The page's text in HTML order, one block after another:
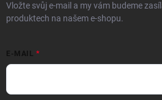
Vložte svůj e-mail a my vám budeme
produktech na našem e-shopu.
E-MAIL